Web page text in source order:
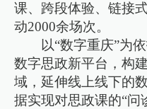
课、跨段体验、链接
动2000余场次。
以“数字重庆”为
数字思政新平台，构
域，延伸线上线下的
据实现对思政课的“问